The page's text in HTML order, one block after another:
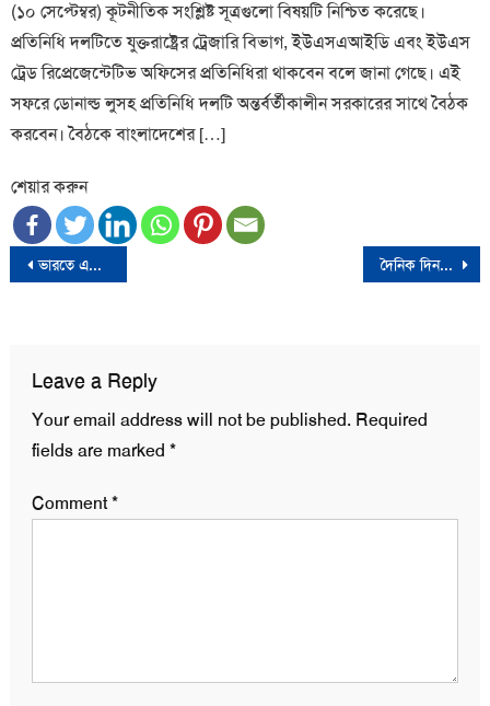
(১০ সেপ্টেম্বর) কূটনীতিক সংশ্লিষ্ট সূত্রগুলো বিষয়টি নিশ্চিত করেছে।
প্রতিনিধি দলটিতে যুক্তরাষ্ট্রের ট্রেজারি বিভাগ, ইউএসএআইডি এবং ইউএস
ট্রেড রিপ্রেজেন্টেটিভ অফিসের প্রতিনিধিরা থাকবেন বলে জানা গেছে। এই
সফরে ডোনাল্ড লুসহ প্রতিনিধি দলটি অন্তর্বর্তীকালীন সরকারের সাথে বৈঠক
করবেন। বৈঠকে বাংলাদেশের […]
শেয়ার করুন
Post
ভারতে এক দিনে করোনা আক্রান্ত ২৭২ দৈনিক দিনকাল-এর সম্পাদক ড. রেজোয়ান সিদ্দিকী আর নেই
Leave a Reply
Your email address will not be published. Required
fields are marked *
Comment*